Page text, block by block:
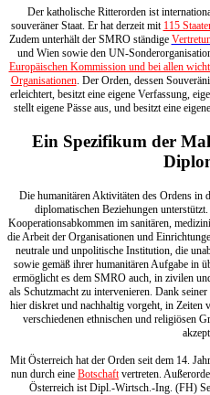
Der katholische Ritterorden ist
souveräner Staat. Er hat derzeit mit 115
Zudem unterhält der SMRO ständige
und Wien sowie den UN-
Europäischen Kommission und bei allen
Organisationen. Der Orden, dessen
erleichtert, besitzt eine eigene Verfassung,
stellt eigene Pässe aus, und besitzt eine
Ein Spezifikum der
Die humanitären Aktivitäten des Ordens in
diplomatischen Beziehungen
Kooperationsabkommen im sanitären,
die Arbeit der Organisationen und
neutrale und unpolitische Institution, die
sowie gemäß ihrer humanitären Aufgabe in
ermöglicht es dem SMRO auch, in zivilen
als Schutzmacht zu intervenieren. Dank
hier diskret und nachhaltig vorgeht, in Zeiten
verschiedenen ethnischen und religiösen
Mit Österreich hat der Orden seit dem 14.
nun durch eine Botschaftvertreten.
Österreich ist Dipl.-Wirtsch.-Ing. (FH)